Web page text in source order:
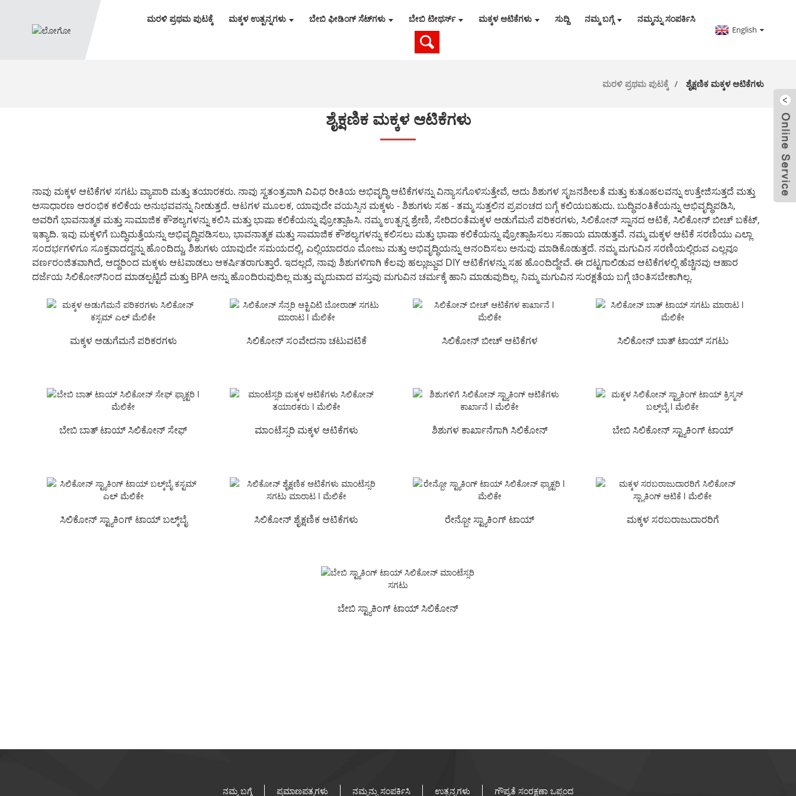
ಮರಳಿ ಪ್ರಥಮ ಪುಟಕ್ಕೆ ಮಕ್ಕಳ ಉತ್ಪನ್ನಗಳು ಬೇಬಿ ಫೀಡಿಂಗ್ ಸೆಟ್‌ಗಳು ಬೇಬಿ ಟೀಥರ್ಸ್ ಮಕ್ಕಳ ಆಟಿಕೆಗಳು ಸುದ್ದಿ ನಮ್ಮ ಬಗ್ಗೆ ನಮ್ಮನ್ನು ಸಂಪರ್ಕಿಸಿ
English
ಮರಳಿ ಪ್ರಥಮ ಪುಟಕ್ಕೆ ಶೈಕ್ಷಣಿಕ ಮಕ್ಕಳ ಆಟಿಕೆಗಳು
ಶೈಕ್ಷಣಿಕ ಮಕ್ಕಳ ಆಟಿಕೆಗಳು
ನಾವು ಮಕ್ಕಳ ಆಟಿಕೆಗಳ ಸಗಟು ವ್ಯಾಪಾರಿ ಮತ್ತು ತಯಾರಕರು. ನಾವು ಸ್ವತಂತ್ರವಾಗಿ ವಿವಿಧ ರೀತಿಯ ಅಭಿವೃದ್ಧಿ ಆಟಿಕೆಗಳನ್ನು ವಿನ್ಯಾಸಗೊಳಿಸುತ್ತೇವೆ, ಅದು ಶಿಶುಗಳ ಸೃಜನಶೀಲತೆ ಮತ್ತು ಕುತೂಹಲವನ್ನು ಉತ್ತೇಜಿಸುತ್ತದೆ ಮತ್ತು
ಅಸಾಧಾರಣ ಆರಂಭಿಕ ಕಲಿಕೆಯ ಅನುಭವವನ್ನು ನೀಡುತ್ತದೆ. ಆಟಗಳ ಮೂಲಕ, ಯಾವುದೇ ವಯಸ್ಸಿನ ಮಕ್ಕಳು - ಶಿಶುಗಳು ಸಹ - ತಮ್ಮ ಸುತ್ತಲಿನ ಪ್ರಪಂಚದ ಬಗ್ಗೆ ಕಲಿಯಬಹುದು. ಬುದ್ಧಿವಂತಿಕೆಯನ್ನು ಅಭಿವೃದ್ಧಿಪಡಿಸಿ,
ಅವರಿಗೆ ಭಾವನಾತ್ಮಕ ಮತ್ತು ಸಾಮಾಜಿಕ ಕೌಶಲ್ಯಗಳನ್ನು ಕಲಿಸಿ ಮತ್ತು ಭಾಷಾ ಕಲಿಕೆಯನ್ನು ಪ್ರೋತ್ಸಾಹಿಸಿ. ನಮ್ಮ ಉತ್ಪನ್ನ ಶ್ರೇಣಿ, ಸೇರಿದಂತೆಮಕ್ಕಳ ಅಡುಗೆಮನೆ ಪರಿಕರಗಳು, ಸಿಲಿಕೋನ್ ಸ್ನಾನದ ಆಟಿಕೆ, ಸಿಲಿಕೋನ್ ಬೀಚ್ ಬಕೆಟ್,
ಇತ್ಯಾದಿ. ಇವು ಮಕ್ಕಳಿಗೆ ಬುದ್ಧಿಮತ್ತೆಯನ್ನು ಅಭಿವೃದ್ಧಿಪಡಿಸಲು, ಭಾವನಾತ್ಮಕ ಮತ್ತು ಸಾಮಾಜಿಕ ಕೌಶಲ್ಯಗಳನ್ನು ಕಲಿಸಲು ಮತ್ತು ಭಾಷಾ ಕಲಿಕೆಯನ್ನು ಪ್ರೋತ್ಸಾಹಿಸಲು ಸಹಾಯ ಮಾಡುತ್ತವೆ. ನಮ್ಮ ಮಕ್ಕಳ ಆಟಿಕೆ ಸರಣಿಯು ಎಲ್ಲಾ
ಸಂದರ್ಭಗಳಿಗೂ ಸೂಕ್ತವಾದದ್ದನ್ನು ಹೊಂದಿದ್ದು, ಶಿಶುಗಳು ಯಾವುದೇ ಸಮಯದಲ್ಲಿ, ಎಲ್ಲಿಯಾದರೂ ಮೋಜು ಮತ್ತು ಅಭಿವೃದ್ಧಿಯನ್ನು ಆನಂದಿಸಲು ಅನುವು ಮಾಡಿಕೊಡುತ್ತದೆ. ನಮ್ಮ ಮಗುವಿನ ಸರಣಿಯಲ್ಲಿರುವ ಎಲ್ಲವೂ
ವರ್ಣರಂಜಿತವಾಗಿದೆ, ಆದ್ದರಿಂದ ಮಕ್ಕಳು ಆಟವಾಡಲು ಆಕರ್ಷಿತರಾಗುತ್ತಾರೆ. ಇದಲ್ಲದೆ, ನಾವು ಶಿಶುಗಳಿಗಾಗಿ ಕೆಲವು ಹಲ್ಲುಜ್ಜುವ DIY ಆಟಿಕೆಗಳನ್ನು ಸಹ ಹೊಂದಿದ್ದೇವೆ. ಈ ದಟ್ಟಗಾಲಿಡುವ ಆಟಿಕೆಗಳಲ್ಲಿ ಹೆಚ್ಚಿನವು ಆಹಾರ
ದರ್ಜೆಯ ಸಿಲಿಕೋನ್‌ನಿಂದ ಮಾಡಲ್ಪಟ್ಟಿದೆ ಮತ್ತು BPA ಅನ್ನು ಹೊಂದಿರುವುದಿಲ್ಲ ಮತ್ತು ಮೃದುವಾದ ವಸ್ತುವು ಮಗುವಿನ ಚರ್ಮಕ್ಕೆ ಹಾನಿ ಮಾಡುವುದಿಲ್ಲ. ನಿಮ್ಮ ಮಗುವಿನ ಸುರಕ್ಷತೆಯ ಬಗ್ಗೆ ಚಿಂತಿಸಬೇಕಾಗಿಲ್ಲ.
ಮಕ್ಕಳ ಅಡುಗೆಮನೆ ಪರಿಕರಗಳು
ಸಿಲಿಕೋನ್ ಸಂವೇದನಾ ಚಟುವಟಿಕೆ
ಸಿಲಿಕೋನ್ ಬೀಚ್ ಆಟಿಕೆಗಳ
ಸಿಲಿಕೋನ್ ಬಾತ್ ಟಾಯ್ ಸಗಟು
ಬೇಬಿ ಬಾತ್ ಟಾಯ್ ಸಿಲಿಕೋನ್ ಸೇಫ್
ಮಾಂಟೆಸ್ಸರಿ ಮಕ್ಕಳ ಆಟಿಕೆಗಳು
ಶಿಶುಗಳ ಕಾರ್ಖಾನೆಗಾಗಿ ಸಿಲಿಕೋನ್
ಬೇಬಿ ಸಿಲಿಕೋನ್ ಸ್ಟ್ಯಾಕಿಂಗ್ ಟಾಯ್
ಸಿಲಿಕೋನ್ ಸ್ಟ್ಯಾಕಿಂಗ್ ಟಾಯ್ ಬಲ್ಕ್‌ಬೈ
ಸಿಲಿಕೋನ್ ಶೈಕ್ಷಣಿಕ ಆಟಿಕೆಗಳು
ರೇನ್ಬೋ ಸ್ಟ್ಯಾಕಿಂಗ್ ಟಾಯ್
ಮಕ್ಕಳ ಸರಬರಾಜುದಾರರಿಗೆ
ಬೇಬಿ ಸ್ಟ್ಯಾಕಿಂಗ್ ಟಾಯ್ ಸಿಲಿಕೋನ್
ನಮ್ಮ ಬಗ್ಗೆ ಪ್ರಮಾಣಪತ್ರಗಳು ನಮ್ಮನ್ನು ಸಂಪರ್ಕಿಸಿ ಉತ್ಪನ್ನಗಳು ಗೌಪ್ಯತೆ ಸಂರಕ್ಷಣಾ ಒಪ್ಪಂದ